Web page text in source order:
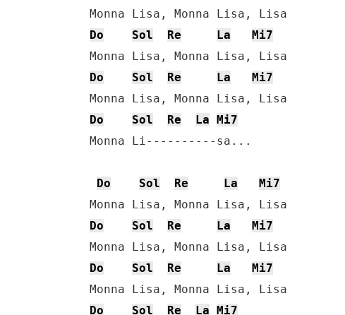
    Monna Lisa, Monna Lisa, Lisa
Do
Sol Re La
Mi7
    Monna Lisa, Monna Lisa, Lisa
Do
Sol Re La
Mi7
    Monna Lisa, Monna Lisa, Lisa
Do
Sol Re La Mi7
    Monna Li----------sa...
Do Sol Re La
Mi7
    Monna Lisa, Monna Lisa, Lisa
Do
Sol Re La
Mi7
    Monna Lisa, Monna Lisa, Lisa
Do
Sol Re La
Mi7
    Monna Lisa, Monna Lisa, Lisa
Do
Sol Re La Mi7